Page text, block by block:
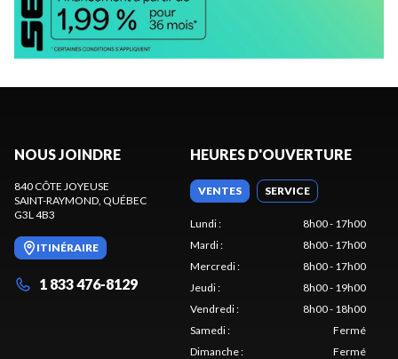
NOUS JOINDRE
840 CÔTE JOYEUSE
SAINT-RAYMOND , QUÉBEC
G3L 4B3
ITINÉRAIRE
1 833 476-8129
HEURES D'OUVERTURE
VENTES SERVICE
Lundi:
8h00 - 17h00
Mardi:
8h00 - 17h00
Mercredi:
8h00 - 17h00
Jeudi:
8h00 - 19h00
Vendredi:
8h00 - 18h00
Samedi:
Fermé
Dimanche: Fermé